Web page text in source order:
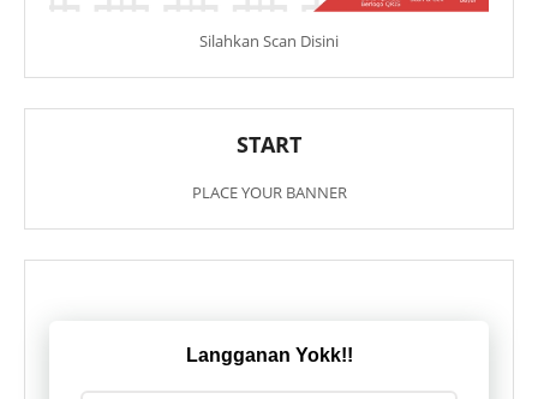
Silahkan Scan Disini
START
PLACE YOUR BANNER
Langganan Yokk!!